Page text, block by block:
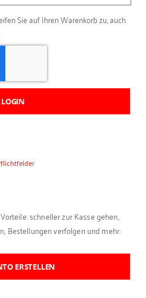
Sie auf Ihren Warenkorb zu, auch
LOGIN
schneller zur Kasse gehen,
Bestellungen verfolgen und mehr.
ERSTELLEN